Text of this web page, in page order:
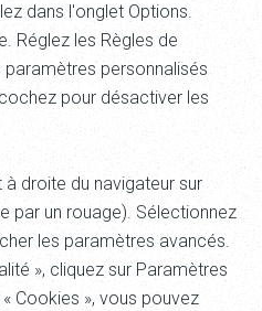
dans l'onglet Options.
Réglez les Règles de
paramètres personnalisés
pour désactiver les
à droite du navigateur sur
par un rouage). Sélectionnez
les paramètres avancés.
», cliquez sur Paramètres
Cookies », vous pouvez